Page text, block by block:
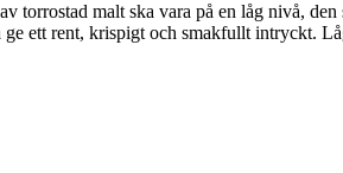
torrostad malt ska vara på en låg nivå,
ett rent, krispigt och smakfullt intryckt.